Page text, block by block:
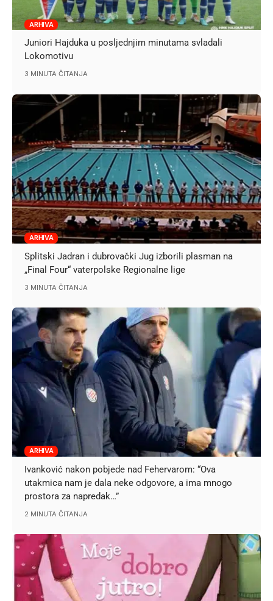
ARHIVA
Juniori Hajduka u posljednjim minutama svladali
Lokomotivu
3 MINUTA ČITANJA
ARHIVA
Splitski Jadran i dubrovački Jug izborili plasman na
„Final Four“ vaterpolske Regionalne lige
3 MINUTA ČITANJA
ARHIVA
Ivanković nakon pobjede nad Fehervarom: “Ova
utakmica nam je dala neke odgovore, a ima mnogo
prostora za napredak…”
2 MINUTA ČITANJA